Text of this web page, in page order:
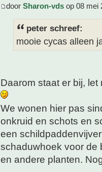
door Sharon-vds op 08 mei
peter schreef:
mooie cycas alleen
Daarom staat er bij,
We wonen hier pas
onkruid en schots en
een
schaduwhoek voor de
en andere planten.